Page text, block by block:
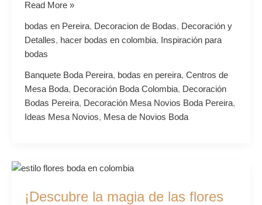
Read More »
bodas en Pereira, Decoracion de Bodas, Decoración y
Detalles, hacer bodas en colombia,
Inspiración para
bodas
Banquete Boda Pereira, bodas en pereira, Centros de
Mesa Boda, Decoración Boda Colombia, Decoración
Bodas Pereira, Decoración Mesa Novios Boda Pereira,
Ideas Mesa Novios, Mesa de Novios Boda
¡Descubre la magia de las flores
¡Descubre
magia